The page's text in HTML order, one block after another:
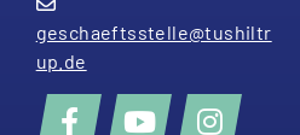
geschaeftsstelle@tushiltr
up.de